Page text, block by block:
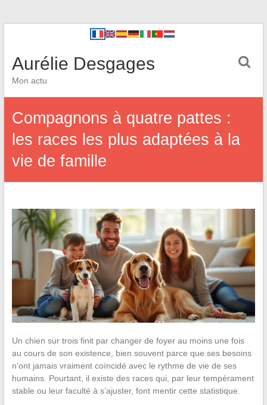
Aurélie Desgages
Mon actu
Compagnons à quatre pattes :
les races les plus adaptées à la
vie de famille
Un chien sur trois finit par changer de foyer au moins une fois
au cours de son existence, bien souvent parce que ses besoins
n’ont jamais vraiment coïncidé avec le rythme de vie de ses
humains. Pourtant, il existe des races qui, par leur tempérament
stable ou leur faculté à s’ajuster, font mentir cette statistique.